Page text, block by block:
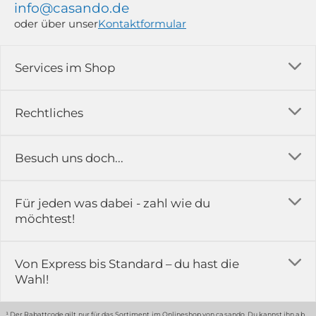
Rechtliches
Impressum
Rückgabe & Reklamation
Widerrufsrecht
Datenschutz-Einstellung
Services im Shop
Versandkosten
Erfahrungsberichte & Bewertungen
Kontakt
Karriere
Gewerbekunden
Grounding Page
Besuch uns doch...
in der Ausstellung...
51789 Lindlar
Hinweis:
info@casando.de
oder über unserKontaktformular
Für jeden was dabei - zahl wie du
möchtest!
Von Express bis Standard – du hast die
Wahl!
¹ Der Rabattcode gilt nur für das Sortiment im Onlineshop von casando. Du kannst ihn ab